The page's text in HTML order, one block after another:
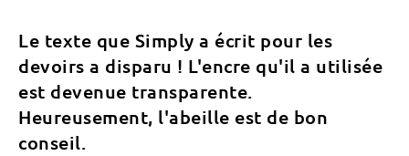
Le texte que Simply a écrit pour les
devoirs a disparu ! L'encre qu'il a utilisée
est devenue transparente.
Heureusement, l'abeille est de bon
conseil.